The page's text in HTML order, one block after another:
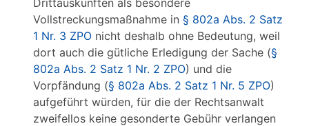
Drittauskünften als besondere
Vollstreckungsmaßnahme in § 802a Abs. 2 Satz
1 Nr. 3 ZPO nicht deshalb ohne Bedeutung, weil
dort auch die gütliche Erledigung der Sache (§
802a Abs. 2 Satz 1 Nr. 2 ZPO) und die
Vorpfändung (§ 802a Abs. 2 Satz 1 Nr. 5 ZPO)
aufgeführt würden, für die der Rechtsanwalt
zweifellos keine gesonderte Gebühr verlangen